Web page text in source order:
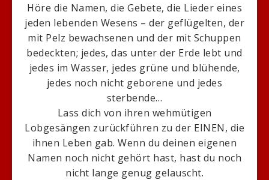
Höre die Namen, die Gebete, die Lieder eines
jeden lebenden Wesens – der geflügelten, der
mit Pelz bewachsenen und der mit Schuppen
bedeckten; jedes, das unter der Erde lebt und
jedes im Wasser, jedes grüne und blühende,
jedes noch nicht geborene und jedes
sterbende…
Lass dich von ihren wehmütigen
Lobgesängen zurückführen zu der EINEN, die
ihnen Leben gab. Wenn du deinen eigenen
Namen noch nicht gehört hast, hast du noch
nicht lange genug gelauscht.